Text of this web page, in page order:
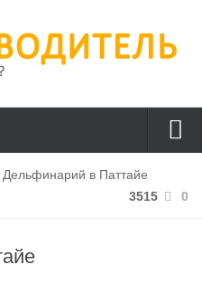
Дельфинарий в Паттайе
3515
0